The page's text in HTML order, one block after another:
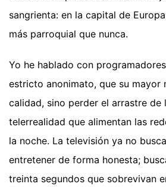
sangrienta: en la capital de
más parroquial que nunca.
Yo he hablado con
estricto anonimato, que su mayor
calidad, sino perder el arrastre de
telerrealidad que alimentan las
la noche. La televisión ya no
entretener de forma honesta;
treinta segundos que sobrevivan